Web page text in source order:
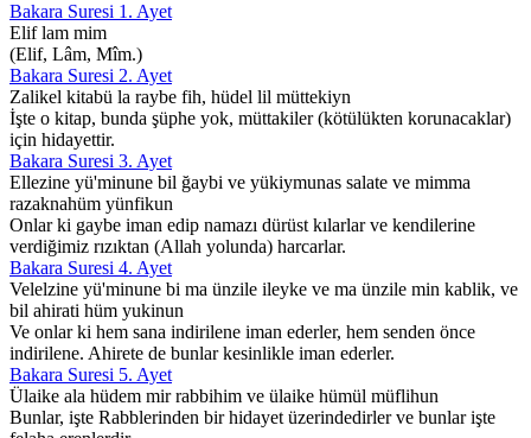
Bakara Suresi 1. Ayet
Elif lam mim
(Elif, Lâm, Mîm.)
Bakara Suresi 2. Ayet
Zalikel kitabü la raybe fih, hüdel lil müttekiyn
İşte o kitap, bunda şüphe yok, müttakiler (kötülükten korunacaklar)
için hidayettir.
Bakara Suresi 3. Ayet
Ellezine yü'minune bil ğaybi ve yükiymunas salate ve mimma
razaknahüm yünfikun
Onlar ki gaybe iman edip namazı dürüst kılarlar ve kendilerine
verdiğimiz rızıktan (Allah yolunda) harcarlar.
Bakara Suresi 4. Ayet
Velelzine yü'minune bi ma ünzile ileyke ve ma ünzile min kablik, ve
bil ahirati hüm yukinun
Ve onlar ki hem sana indirilene iman ederler, hem senden önce
indirilene. Ahirete de bunlar kesinlikle iman ederler.
Bakara Suresi 5. Ayet
Ülaike ala hüdem mir rabbihim ve ülaike hümül müflihun
Bunlar, işte Rabblerinden bir hidayet üzerindedirler ve bunlar işte